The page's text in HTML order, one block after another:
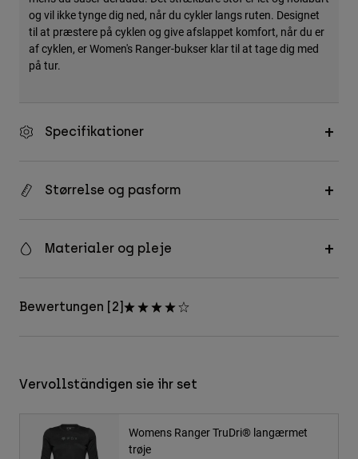
og vil ikke tynge dig ned, når du cykler langs ruten. Designet
til at præstere på cyklen og give afslappet komfort, når du er
af cyklen, er Women's Ranger-bukser klar til at tage dig med
på tur.
Specifikationer
Størrelse og pasform
Materialer og pleje
Bewertungen [2]
Vervollständigen sie ihr set
Womens Ranger TruDri® langærmet
trøje